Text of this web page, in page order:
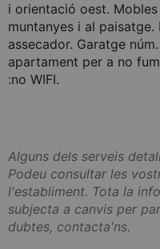
i orientació oest.
muntanyes i al
assecador. Garatge
apartament per a no
:no WIFI.
Alguns dels serveis
Podeu consultar les
l'establiment. Tota la
subjecta a canvis per
dubtes, contacta'ns.